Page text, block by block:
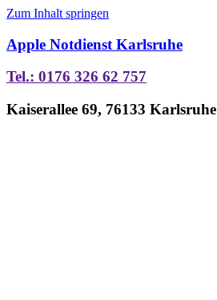
Zum Inhalt springen
Apple Notdienst Karlsruhe
Tel.: 0176 326 62 757
Kaiserallee 69, 76133 Karlsruhe